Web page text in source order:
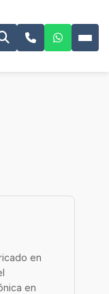
en
en